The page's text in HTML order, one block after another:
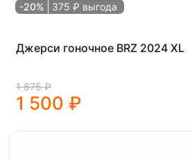
-20% 375 ₽ выгода
Джерси гоночное BRZ 2024 XL
1 875 ₽
1 500 ₽